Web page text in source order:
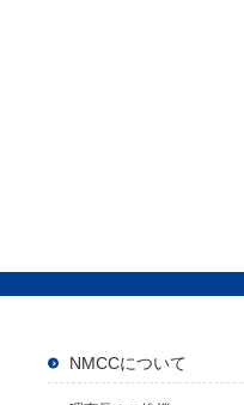
NMCCについて